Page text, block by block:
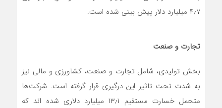
۴٫۷ میلیارد دلار پیش بینی شده است.
تجارت و صنعت
بخش تولیدی، شامل تجارت و صنعت، کشاورزی و مالی نیز
به شدت تحت تاثیر این درگیری قرار گرفته است. شرکت‌ها
متحمل خسارت مستقیم ۱۳٫۱ میلیارد دلاری شده اند که